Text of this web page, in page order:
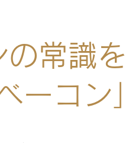
の常識
ーコン